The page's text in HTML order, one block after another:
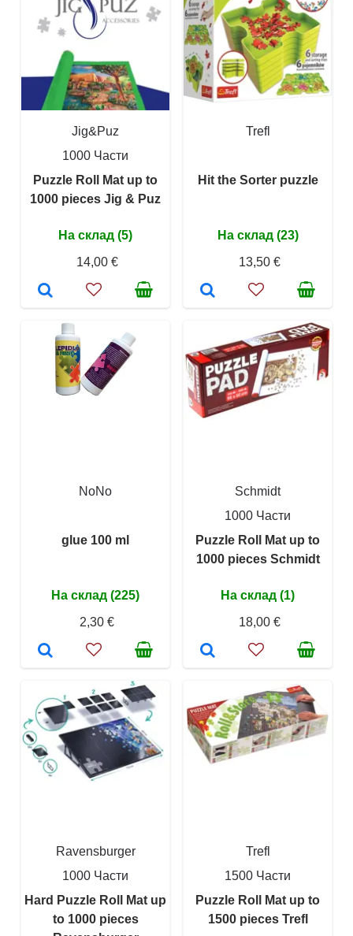
Jig&Puz
1000 Части
Puzzle Roll Mat up to
1000 pieces Jig & Puz
На склад (5)
14,00 €
Trefl
Hit the Sorter puzzle
На склад (23)
13,50 €
NoNo
glue 100 ml
На склад (225)
2,30 €
Schmidt
1000 Части
Puzzle Roll Mat up to
1000 pieces Schmidt
На склад (1)
18,00 €
Ravensburger
1000 Части
Hard Puzzle Roll Mat up
to 1000 pieces
Trefl
1500 Части
Puzzle Roll Mat up to
1500 pieces Trefl